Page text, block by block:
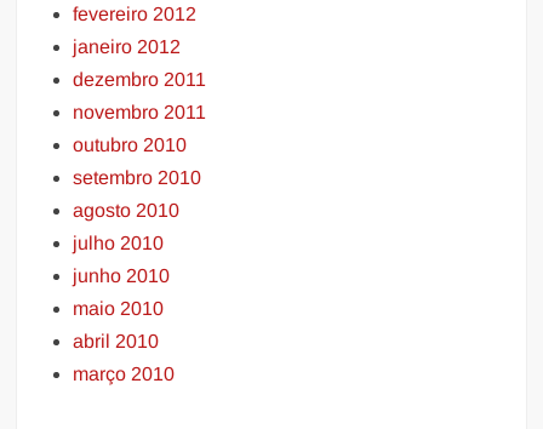
fevereiro 2012
janeiro 2012
dezembro 2011
novembro 2011
outubro 2010
setembro 2010
agosto 2010
julho 2010
junho 2010
maio 2010
abril 2010
março 2010